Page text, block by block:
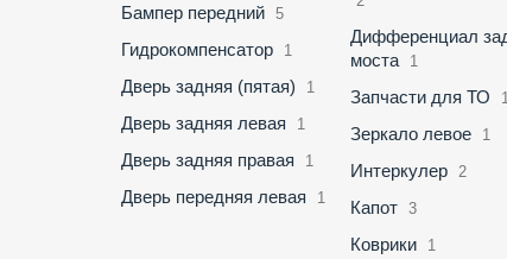
Бампер передний 5
Гидрокомпенсатор 1
Дверь задняя (пятая) 1
Дверь задняя левая 1
Дверь задняя правая 1
Дверь передняя левая 1
Дифференциал
моста
1
Запчасти для ТО
Зеркало левое 1
Интеркулер 2
Капот 3
Коврики 1